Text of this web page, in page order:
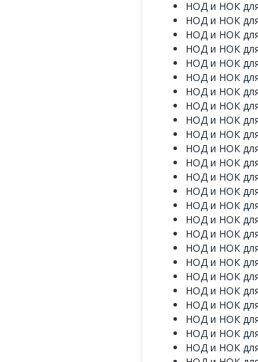
НОД и НОК
НОД и НОК
НОД и НОК
НОД и НОК
НОД и НОК
НОД и НОК
НОД и НОК
НОД и НОК
НОД и НОК
НОД и НОК
НОД и НОК
НОД и НОК
НОД и НОК
НОД и НОК
НОД и НОК
НОД и НОК
НОД и НОК
НОД и НОК
НОД и НОК
НОД и НОК
НОД и НОК
НОД и НОК
НОД и НОК
НОД и НОК
НОД и НОК